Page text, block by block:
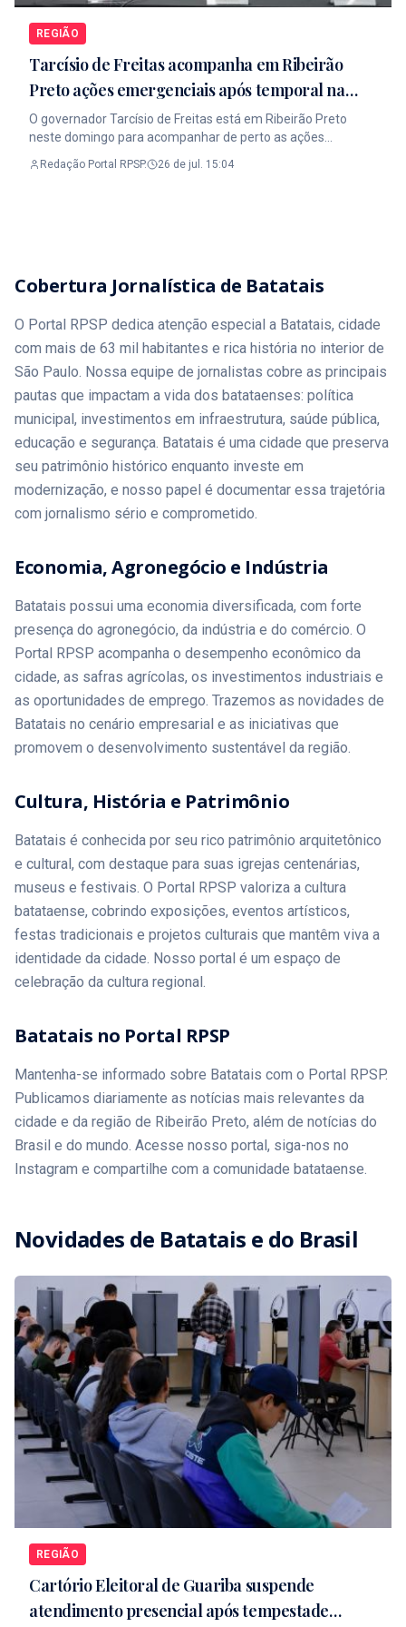
brasileiro classificou a justificativa americana como falsa e
afirmou que o episódio faz parte de uma escalada de
medidas hostis contra o Brasil. O caso aumenta a tensão
diplomática entre os dois países e pode influenciar as
relações bilaterais nos próximos meses. 👉 Leia a Matéria
Completa no Portal RPSP Link na Bio. #Jornalismo
#RibeiraoPreto #PortalRPSP
REGIÃO
Tarcísio de Freitas acompanha em Ribeirão
Preto ações emergenciais após temporal na
região
O governador Tarcísio de Freitas está em Ribeirão Preto
neste domingo para acompanhar de perto as ações
emergenciais após o forte temporal que causou estragos na
cidade e em municípios da região. Ele chegou acompanhado
donativos à população afetada. Durante a agenda, Tarcísio
reforçou que recursos extraordinários estão sendo
encaminhados para Ribeirão Preto e região após o
reconhecimento do estado de emergência. A medida busca
acelerar a reconstrução, garantir apoio às famílias atingidas
e dar suporte aos municípios que enfrentam danos
estruturais. Além de Ribeirão Preto, o governador também
deve visitar cidades da região fortemente impactadas pelo
temporal, como Taquaritinga, Guariba, Dumont e Pradópolis.
Tarcísio também destacou a liberação de recursos e linhas
de crédito para a área rural, que registrou prejuízos
significativos com a chuva intensa e os ventos fortes. Leia a
Matéria Completa no Portal RPSP Link na Bio. #Jornalismo
#RibeiraoPreto #PortalRPSP
Redação Portal RPSP. 26 de jul. 15:04
Cobertura Jornalística de Batatais
O Portal RPSP dedica atenção especial a Batatais, cidade
com mais de 63 mil habitantes e rica história no interior de
São Paulo. Nossa equipe de jornalistas cobre as principais
pautas que impactam a vida dos batataenses: política
municipal, investimentos em infraestrutura, saúde pública,
educação e segurança. Batatais é uma cidade que preserva
seu patrimônio histórico enquanto investe em
modernização, e nosso papel é documentar essa trajetória
com jornalismo sério e comprometido.
Economia, Agronegócio e Indústria
Batatais possui uma economia diversificada, com forte
presença do agronegócio, da indústria e do comércio. O
Portal RPSP acompanha o desempenho econômico da
cidade, as safras agrícolas, os investimentos industriais e
as oportunidades de emprego. Trazemos as novidades de
Batatais no cenário empresarial e as iniciativas que
promovem o desenvolvimento sustentável da região.
Cultura, História e Patrimônio
Batatais é conhecida por seu rico patrimônio arquitetônico
e cultural, com destaque para suas igrejas centenárias,
museus e festivais. O Portal RPSP valoriza a cultura
batataense, cobrindo exposições, eventos artísticos,
festas tradicionais e projetos culturais que mantêm viva a
identidade da cidade. Nosso portal é um espaço de
celebração da cultura regional.
Batatais no Portal RPSP
Mantenha-se informado sobre Batatais com o Portal RPSP.
Publicamos diariamente as notícias mais relevantes da
cidade e da região de Ribeirão Preto, além de notícias do
Brasil e do mundo. Acesse nosso portal, siga-nos no
Instagram e compartilhe com a comunidade batataense.
Novidades de Batatais e do Brasil
REGIÃO
Cartório Eleitoral de Guariba suspende
atendimento presencial após tempestade